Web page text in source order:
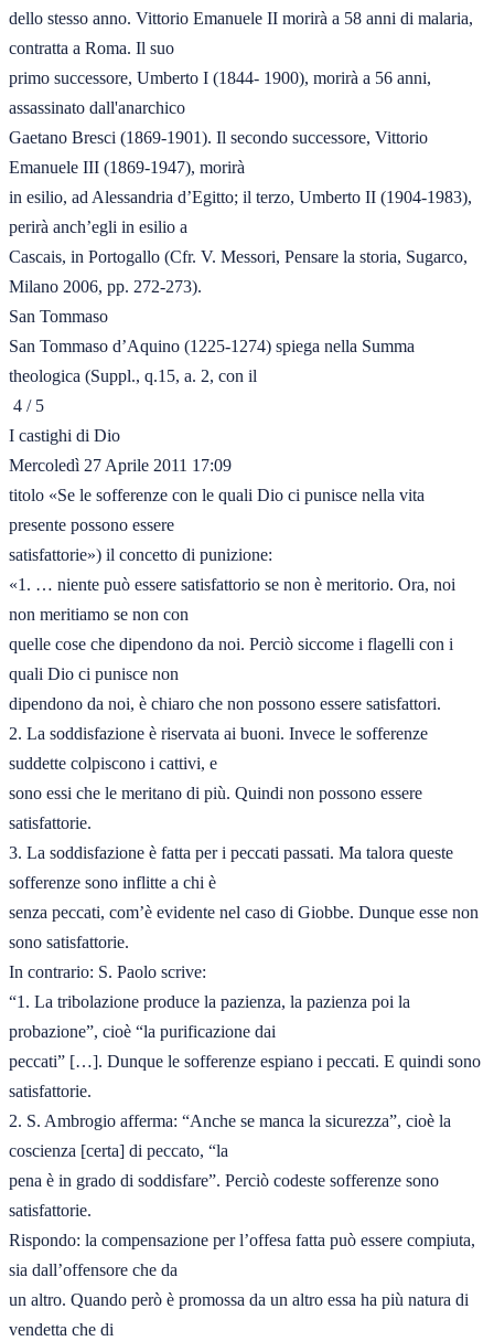
dello stesso anno. Vittorio Emanuele II morirà a 58 anni di malaria,
contratta a Roma. Il suo
primo successore, Umberto I (1844- 1900), morirà a 56 anni,
assassinato dall'anarchico
Gaetano Bresci (1869-1901). Il secondo successore, Vittorio
Emanuele III (1869-1947), morirà
in esilio, ad Alessandria d’Egitto; il terzo, Umberto II (1904-1983),
perirà anch’egli in esilio a
Cascais, in Portogallo (Cfr. V. Messori, Pensare la storia, Sugarco,
Milano 2006, pp. 272-273).
San Tommaso
San Tommaso d’Aquino (1225-1274) spiega nella Summa
theologica (Suppl., q.15, a. 2, con il
4 / 5
I castighi di Dio
Mercoledì 27 Aprile 2011 17:09
titolo «Se le sofferenze con le quali Dio ci punisce nella vita
presente possono essere
satisfattorie») il concetto di punizione:
«1. … niente può essere satisfattorio se non è meritorio. Ora, noi
non meritiamo se non con
quelle cose che dipendono da noi. Perciò siccome i flagelli con i
quali Dio ci punisce non
dipendono da noi, è chiaro che non possono essere satisfattori.
2. La soddisfazione è riservata ai buoni. Invece le sofferenze
suddette colpiscono i cattivi, e
sono essi che le meritano di più. Quindi non possono essere
satisfattorie.
3. La soddisfazione è fatta per i peccati passati. Ma talora queste
sofferenze sono inflitte a chi è
senza peccati, com’è evidente nel caso di Giobbe. Dunque esse non
sono satisfattorie.
In contrario: S. Paolo scrive:
“1. La tribolazione produce la pazienza, la pazienza poi la
probazione”, cioè “la purificazione dai
peccati” […]. Dunque le sofferenze espiano i peccati. E quindi sono
satisfattorie.
2. S. Ambrogio afferma: “Anche se manca la sicurezza”, cioè la
coscienza [certa] di peccato, “la
pena è in grado di soddisfare”. Perciò codeste sofferenze sono
satisfattorie.
Rispondo: la compensazione per l’offesa fatta può essere compiuta,
sia dall’offensore che da
un altro. Quando però è promossa da un altro essa ha più natura di
vendetta che di